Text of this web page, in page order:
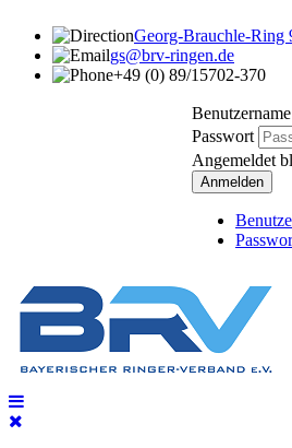
Georg-Brauchle-Ring
gs@brv-ringen.de
+49 (0) 89/15702-370
Benutzername
Passwort
Angemeldet
Anmelden